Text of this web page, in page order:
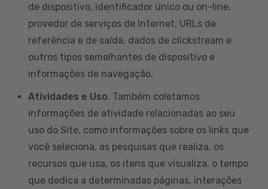
de dispositivo, identificador único ou on-line,
provedor de serviços de Internet, URLs de
referência e de saída, dados de clickstream e
outros tipos semelhantes de dispositivo e
informações de navegação.
Atividades e Uso. Também coletamos
informações de atividade relacionadas ao seu
uso do Site, como informações sobre os links que
você seleciona, as pesquisas que realiza, os
recursos que usa, os itens que visualiza, o tempo
que dedica a determinadas páginas, interações